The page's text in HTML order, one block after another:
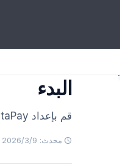
البدء
قم بإعداد QuantaPay وابدأ في قبول مدفوعات العملات المشفرة في دقائق.
محدث: 9‏/3‏/2026